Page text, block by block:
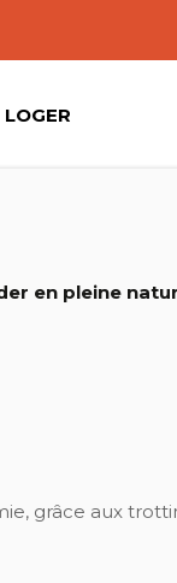
LOGER
en pleine
grâce aux